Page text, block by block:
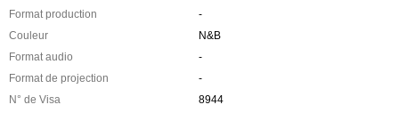
Format production
-
Couleur
N&B
Format audio
-
Format de projection
-
N° de Visa
8944